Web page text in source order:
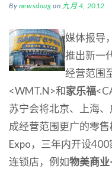
By newsdoug on 九月 4, 2012
媒体报导，
推出新一
经营范围
<WMT.N>和家乐福
苏宁会将北京、上海
成经营范围更广的零
Expo，三年内开设
连锁店，例如物美商业